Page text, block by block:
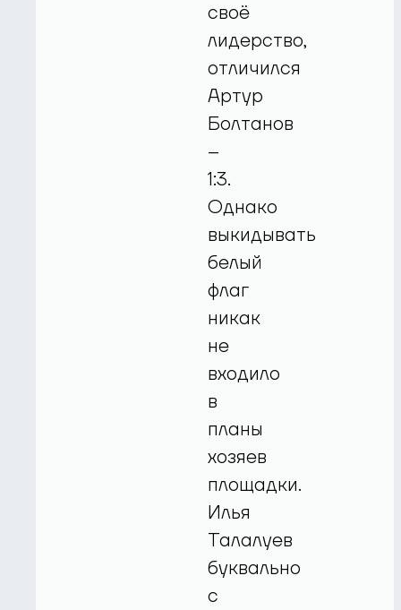
своё
лидерство,
отличился
Артур
Болтанов
–
1:3.
Однако
выкидывать
белый
флаг
никак
не
входило
в
планы
хозяев
площадки.
Илья
Талалуев
буквально
с